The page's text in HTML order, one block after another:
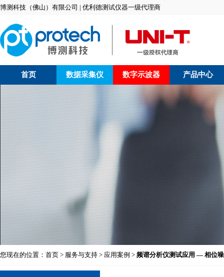
博测科技（佛山）有限公司 | 优利德测试仪器一级代理商
首页 数据采集仪 数字示波器 产品中心
您现在的位置： 首页 > 服务与支持 > 应用案例 > 频谱分析仪测试应用 — 相位